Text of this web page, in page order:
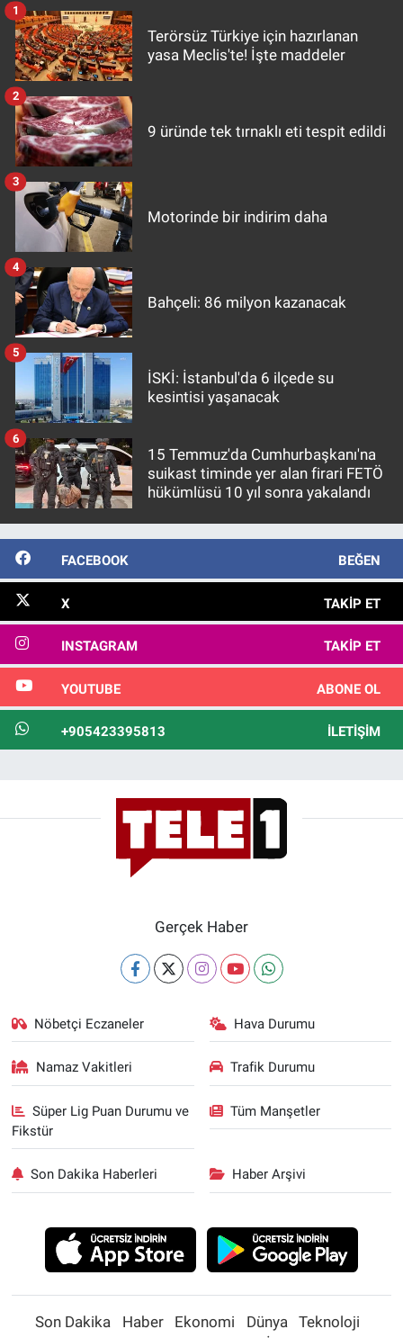
Terörsüz Türkiye için hazırlanan
yasa Meclis'te! İşte maddeler
1
9 üründe tek tırnaklı eti tespit edildi
2
Motorinde bir indirim daha
3
Bahçeli: 86 milyon kazanacak
4
İSKİ: İstanbul'da 6 ilçede su
kesintisi yaşanacak
5
15 Temmuz'da Cumhurbaşkanı'na
suikast timinde yer alan firari FETÖ
hükümlüsü 10 yıl sonra yakalandı
6
FACEBOOK BEĞEN
X TAKIP ET
INSTAGRAM TAKIP ET
YOUTUBE ABONE OL
+905423395813 İLETIŞIM
Gerçek Haber
Nöbetçi Eczaneler Hava Durumu
Namaz Vakitleri Trafik Durumu
Süper Lig Puan Durumu ve
Fikstür
Tüm Manşetler
Son Dakika Haberleri Haber Arşivi
Son Dakika Haber Ekonomi Dünya
Teknoloji